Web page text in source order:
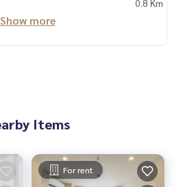
Show more
Items
For rent